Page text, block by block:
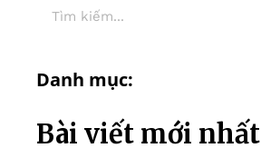
Danh mục:
Bài viết mới nhất